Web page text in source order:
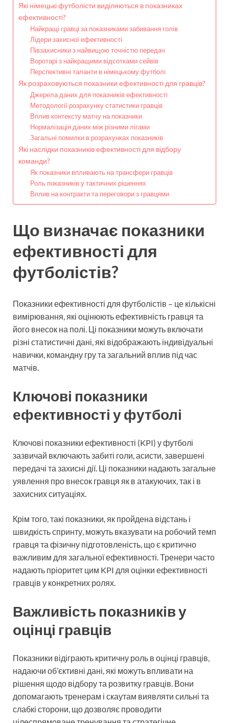
Які німецькі футболісти виділяються в показниках
ефективності?
Найкращі гравці за показниками забивання голів
Лідери захисної ефективності
Півзахисники з найвищою точністю передач
Воротарі з найкращими відсотками сейвів
Перспективні таланти в німецькому футболі
Як розраховуються показники ефективності для гравців?
Джерела даних для показників ефективності
Методології розрахунку статистики гравців
Вплив контексту матчу на показники
Нормалізація даних між різними лігами
Загальні помилки в розрахунках показників
Які наслідки показників ефективності для відбору
команди?
Як показники впливають на трансфери гравців
Роль показників у тактичних рішеннях
Вплив на контракти та переговори з гравцями
Що визначає показники
ефективності для
футболістів?
Показники ефективності для футболістів – це кількісні
вимірювання, які оцінюють ефективність гравця та
його внесок на полі. Ці показники можуть включати
різні статистичні дані, які відображають індивідуальні
навички, командну гру та загальний вплив під час
матчів.
Ключові показники
ефективності у футболі
Ключові показники ефективності (KPI) у футболі
зазвичай включають забиті голи, асисти, завершені
передачі та захисні дії. Ці показники надають загальне
уявлення про внесок гравця як в атакуючих, так і в
захисних ситуаціях.
Крім того, такі показники, як пройдена відстань і
швидкість спринту, можуть вказувати на робочий темп
гравця та фізичну підготовленість, що є критично
важливим для загальної ефективності. Тренери часто
надають пріоритет цим KPI для оцінки ефективності
гравців у конкретних ролях.
Важливість показників у
оцінці гравців
Показники відіграють критичну роль в оцінці гравців,
надаючи об’єктивні дані, які можуть впливати на
рішення щодо відбору та розвитку гравців. Вони
допомагають тренерам і скаутам виявляти сильні та
слабкі сторони, що дозволяє проводити